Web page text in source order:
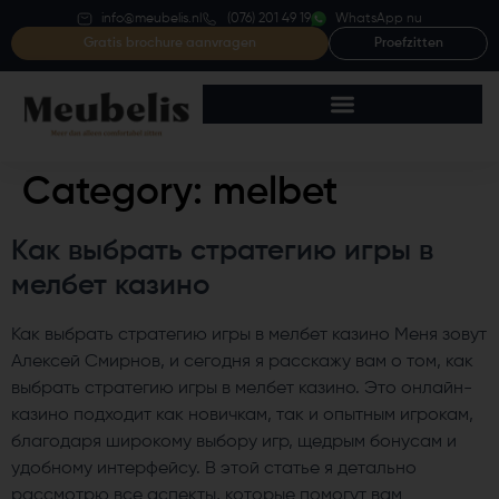
info@meubelis.nl (076) 201 49 19
WhatsApp nu
Gratis brochure aanvragen
Proefzitten
Category: melbet
Как выбрать стратегию игры в
мелбет казино
Как выбрать стратегию игры в мелбет казино Меня зовут
Алексей Смирнов, и сегодня я расскажу вам о том, как
выбрать стратегию игры в мелбет казино. Это онлайн-
казино подходит как новичкам, так и опытным игрокам,
благодаря широкому выбору игр, щедрым бонусам и
удобному интерфейсу. В этой статье я детально
рассмотрю все аспекты, которые помогут вам